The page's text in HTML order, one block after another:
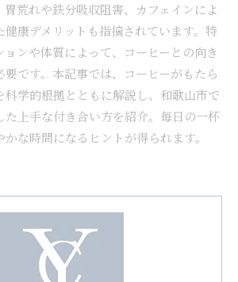
胃荒れや鉄分吸収阻害、カフェインによ
健康デメリットも指摘されています。特
ョンや体質によって、コーヒーとの向き
です。本記事では、コーヒーがもたら
科学的根拠とともに解説し、和歌山市で
た上手な付き合い方を紹介。毎日の一杯
な時間になるヒントが得られます。